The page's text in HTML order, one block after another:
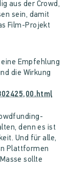
aus der Crowd,
sein, damit
Film-Projekt
Empfehlung
die Wirkung
denn es ist
Und für alle,
Plattformen
sollte